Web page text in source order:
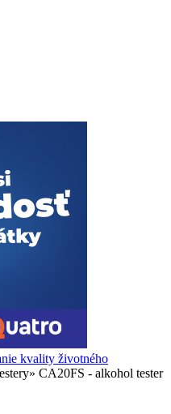
kvality životného
» CA20FS - alkohol tester